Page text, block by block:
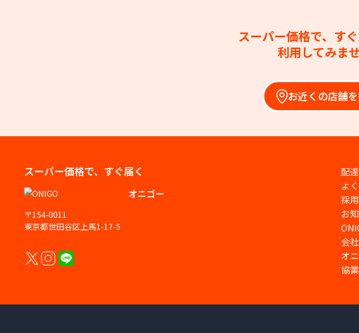
スーパー価格で、す
利用してみま
お近くの店舗
スーパー価格で、すぐ届く
オニゴー
〒154-0011
東京都世田谷区上馬1-17-5
配
よ
採
お
会
オ
協